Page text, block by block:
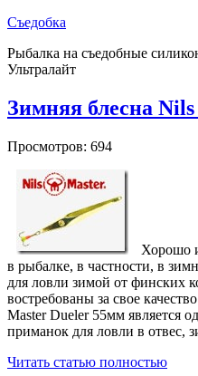
Съедобка
Рыбалка на съедобные
Ультралайт
Зимняя блесна
Просмотров: 694
Хорошо
в рыбалке, в частности, в
для ловли зимой от финских
востребованы за свое
Master Dueler 55мм является
приманок для ловли в отвес,
Читать статью полностью